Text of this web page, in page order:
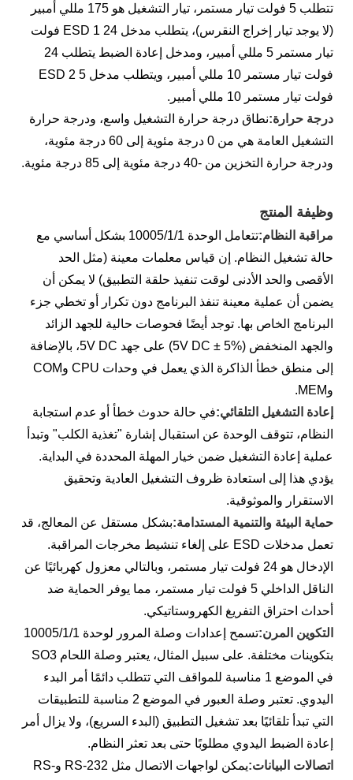
تتطلب 5 فولت تيار مستمر، تيار التشغيل هو 175 مللي أمبير
(لا يوجد تيار إخراج النقرس)، يتطلب مدخل ESD 1 24 فولت
تيار مستمر 5 مللي أمبير، ومدخل إعادة الضبط يتطلب 24
فولت تيار مستمر 10 مللي أمبير، ويتطلب مدخل ESD 2 5
فولت تيار مستمر 10 مللي أمبير.
درجة حرارة:نطاق درجة حرارة التشغيل واسع، ودرجة حرارة
التشغيل العامة هي من 0 درجة مئوية إلى 60 درجة مئوية،
ودرجة حرارة التخزين من -40 درجة مئوية إلى 85 درجة مئوية.
وظيفة المنتج
مراقبة النظام:
تتعامل الوحدة 10005/1/1 بشكل أساسي مع
حالة تشغيل النظام. إن قياس معلمات معينة (مثل الحد
الأقصى والحد الأدنى لوقت تنفيذ حلقة التطبيق) لا يمكن أن
يضمن أن عملية معينة تنفذ البرنامج دون تكرار أو تخطي جزء
البرنامج الخاص بها. توجد أيضًا فحوصات حالية للجهد الزائد
والجهد المنخفض (5V DC ± 5%) على جهد 5V DC، بالإضافة
إلى منطق خطأ الذاكرة الذي يعمل في وحدات CPU وCOM
وMEM.
إعادة التشغيل التلقائي:في حالة حدوث خطأ أو عدم استجابة
النظام، تتوقف الوحدة عن استقبال إشارة "تغذية الكلب" وتبدأ
عملية إعادة التشغيل ضمن خيار المهلة المحددة في البداية.
يؤدي هذا إلى استعادة ظروف التشغيل العادية وتحقيق
الاستقرار والموثوقية.
حماية البيئة والتنمية المستدامة:بشكل مستقل عن المعالج، قد
تعمل مدخلات ESD على إلغاء تنشيط مخرجات المراقبة.
الإدخال هو 24 فولت تيار مستمر، وبالتالي معزول كهربائيًا عن
الناقل الداخلي 5 فولت تيار مستمر، مما يوفر الحماية ضد
أحداث احتراق التفريغ الكهروستاتيكي.
التكوين المرن:
تسمح إعدادات وصلة المرور لوحدة 10005/1/1
بتكوينات مختلفة. على سبيل المثال، يعتبر وصلة اللحام SO3
في الموضع 1 مناسبة للمواقف التي تتطلب دائمًا أمر البدء
اليدوي. تعتبر وصلة العبور في الموضع 2 مناسبة للتطبيقات
التي تبدأ تلقائيًا بعد تشغيل التطبيق (البدء السريع)، ولا يزال أمر
إعادة الضبط اليدوي مطلوبًا حتى بعد تعثر النظام.
اتصالات البيانات:
يمكن لواجهات الاتصال مثل RS-232 وRS-